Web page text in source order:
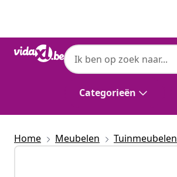
Categorieën
Home Meubelen Tuinmeubelen